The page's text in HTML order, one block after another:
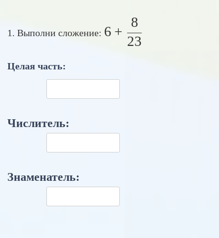
1. Выполни сложение: 6 +
6 +
23
8
Целая часть:
Числитель:
Знаменатель: